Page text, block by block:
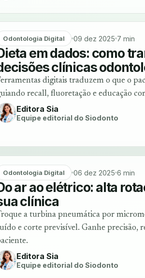
Odontologia Digital 09 dez 2025 7 min
em dados: como
clínicas
digitais traduzem o que o
recall, fluoretação e educação
Editora Sia
Equipe editorial do Siodonto
Odontologia Digital 06 dez 2025 6 min
ar ao elétrico: alta
clínica
a turbina pneumática por
e corte previsível. Ganhe precisão,
Editora Sia
Equipe editorial do Siodonto